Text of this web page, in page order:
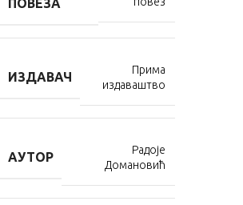
ПОВЕЗА
ИЗДАВАЧ
Прима
издаваштво
АУТОР
Радоје
Домановић